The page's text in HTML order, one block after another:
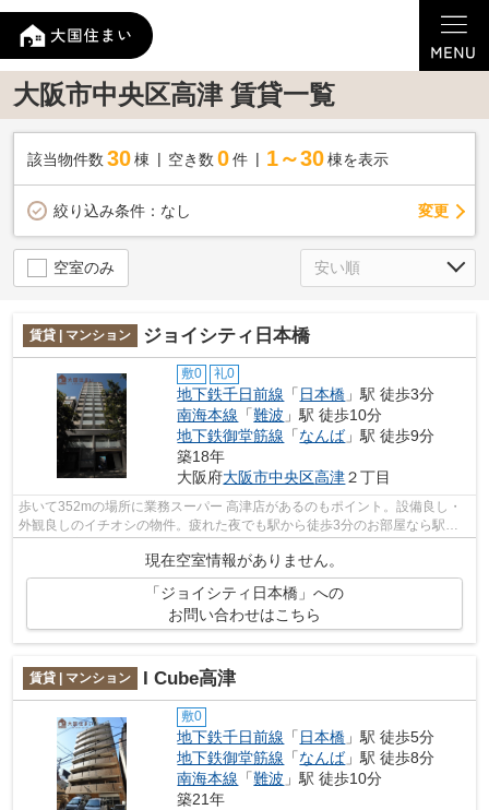
大阪市中央区高津 賃貸一覧
該当物件数 30棟 空き数 0 件 1～30 棟を表示
絞り込み条件： なし 変更
空室のみ
賃貸 | マンション ジョイシティ日本橋
敷0 礼0
地下鉄千日前線 「日本橋 」駅 徒歩3分
南海本線 「難波 」駅 徒歩10分
地下鉄御堂筋線 「なんば」駅 徒歩9分
築18年
大阪府大阪市中央区高津２丁目
歩いて352mの場所に業務スーパー 高津店があるのもポイント。設備良し・
外観良しのイチオシの物件。疲れた夜でも駅から徒歩3分のお部屋なら駅か
らすぐに家に帰ることができます。耐火...
現在空室情報がありません。
「ジョイシティ日本橋」への
お問い合わせはこちら
賃貸 | マンション I Cube高津
敷0
地下鉄千日前線 「 日本橋 」駅 徒歩5分
地下鉄御堂筋線 「なんば」駅 徒歩8分
南海本線 「難波 」駅 徒歩10分
築21年